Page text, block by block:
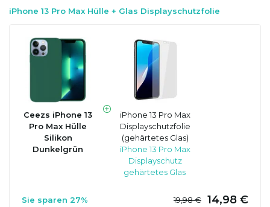
iPhone 13 Pro Max Hülle + Glas Displayschutzfolie
Ceezs iPhone 13
Pro Max Hülle
Silikon
Dunkelgrün
iPhone 13 Pro Max
Displayschutzfolie
(gehärtetes Glas)
iPhone 13 Pro Max
Displayschutz
gehärtetes Glas
Sie sparen 27% 19,98 € 14,98 €